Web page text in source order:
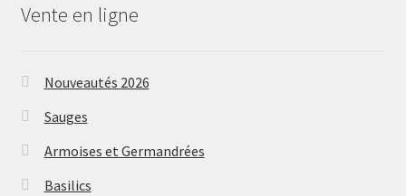
Vente en ligne
Nouveautés 2026
Sauges
Armoises et Germandrées
Basilics